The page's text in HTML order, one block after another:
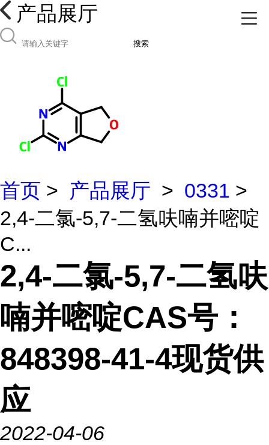
产品展厅
搜索
首页 > 产品展厅 > 0331 >
2,4-二氯-5,7-二氢呋喃并嘧啶
C...
2,4-二氯-5,7-二氢呋
喃并嘧啶CAS号：
848398-41-4现货供
应
2022-04-06